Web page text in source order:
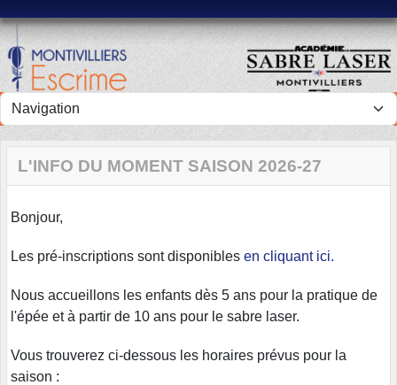
L'INFO DU MOMENT SAISON 2026-27
Bonjour,
Les pré-inscriptions sont disponibles en cliquant ici.
Nous accueillons les enfants dès 5 ans pour la pratique de
l'épée et à partir de 10 ans pour le sabre laser.
Vous trouverez ci-dessous les horaires prévus pour la
saison :